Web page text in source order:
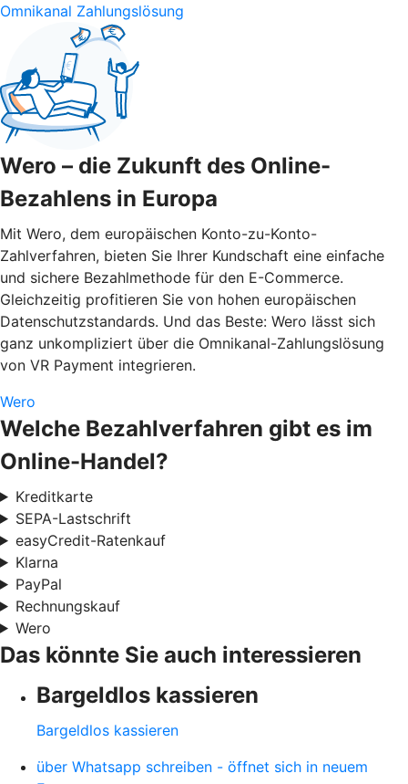
Omnikanal Zahlungslösung
Wero – die Zukunft des Online-
Bezahlens in Europa
Mit Wero, dem europäischen Konto-zu-Konto-
Zahlverfahren, bieten Sie Ihrer Kundschaft eine einfache
und sichere Bezahlmethode für den E-Commerce.
Gleichzeitig profitieren Sie von hohen europäischen
Datenschutzstandards. Und das Beste: Wero lässt sich
ganz unkompliziert über die Omnikanal-Zahlungslösung
von VR Payment integrieren.
Wero
Welche Bezahlverfahren gibt es im
Online-Handel?
Kreditkarte
SEPA-Lastschrift
easyCredit-Ratenkauf
Klarna
PayPal
Rechnungskauf
Wero
Das könnte Sie auch interessieren
Bargeldlos kassieren
Bargeldlos kassieren
über Whatsapp schreiben - öffnet sich in neuem